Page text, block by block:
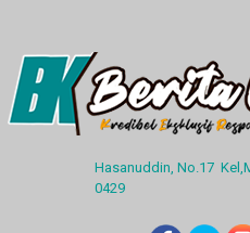
Hasanuddin, No.17
0429